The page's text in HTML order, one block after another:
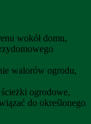
wokół domu,
walorów ogrodu,
ogrodowe,
do określonego